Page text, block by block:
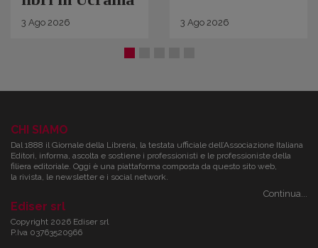
3 Ago 2026 3 Ago 2026
CHI SIAMO
Dal 1888 il Giornale della Libreria, la testata ufficiale dell’Associazione Italiana
Editori, informa, ascolta e sostiene i professionisti e le professioniste della
filiera editoriale. Oggi è una piattaforma composta da questo sito web,
la rivista, le newsletter e i social network.
Continua...
Ediser srl
Copyright 2026 Ediser srl
P.Iva 03763520966